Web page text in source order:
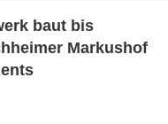
baut bis
Markushof